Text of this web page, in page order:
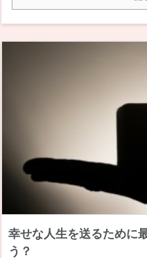
幸せな人生を送るために
う？